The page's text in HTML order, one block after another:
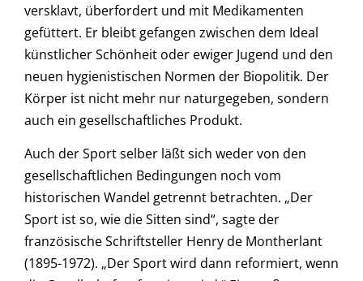
versklavt, überfordert und mit Medikamenten
gefüttert. Er bleibt gefangen zwischen dem Ideal
künstlicher Schönheit oder ewiger Jugend und den
neuen hygienistischen Normen der Biopolitik. Der
Körper ist nicht mehr nur naturgegeben, sondern
auch ein gesellschaftliches Produkt.
Auch der Sport selber läßt sich weder von den
gesellschaftlichen Bedingungen noch vom
historischen Wandel getrennt betrachten. „Der
Sport ist so, wie die Sitten sind“, sagte der
französische Schriftsteller Henry de Montherlant
(1895-1972). „Der Sport wird dann reformiert, wenn